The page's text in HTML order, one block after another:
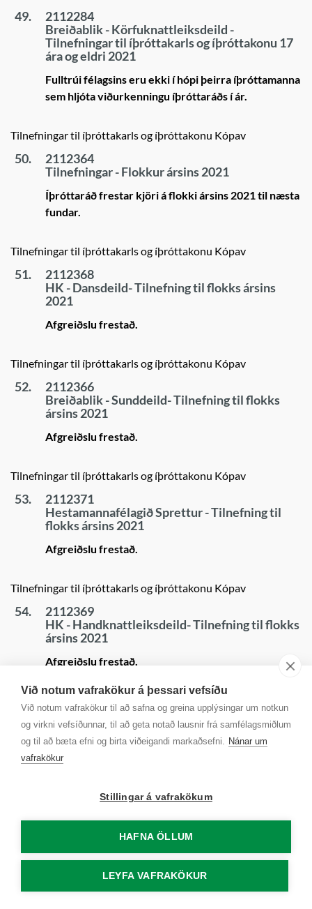
Við notum vafrakökur á þessari vefsíðu
Við notum vafrakökur til að safna og greina upplýsingar um notkun
og virkni vefsíðunnar, til að geta notað lausnir frá samfélagsmiðlum
og til að bæta efni og birta viðeigandi markaðsefni. Nánar um
vafrakökur
Stillingar á vafrakökum
HAFNA ÖLLUM
LEYFA VAFRAKÖKUR
49.
2112284
Breiðablik - Körfuknattleiksdeild -
Tilnefningar til íþróttakarls og íþróttakonu 17
ára og eldri 2021
Fulltrúi félagsins eru ekki í hópi þeirra íþróttamanna
sem hljóta viðurkenningu íþróttaráðs í ár.
Tilnefningar til íþróttakarls og íþróttakonu Kópav
50.
2112364
Tilnefningar - Flokkur ársins 2021
Íþróttaráð frestar kjöri á flokki ársins 2021 til næsta
fundar.
Tilnefningar til íþróttakarls og íþróttakonu Kópav
51.
2112368
HK - Dansdeild- Tilnefning til flokks ársins
2021
Afgreiðslu frestað.
Tilnefningar til íþróttakarls og íþróttakonu Kópav
52.
2112366
Breiðablik - Sunddeild- Tilnefning til flokks
ársins 2021
Afgreiðslu frestað.
Tilnefningar til íþróttakarls og íþróttakonu Kópav
53.
2112371
Hestamannafélagið Sprettur - Tilnefning til
flokks ársins 2021
Afgreiðslu frestað.
Tilnefningar til íþróttakarls og íþróttakonu Kópav
54.
2112369
HK - Handknattleiksdeild- Tilnefning til flokks
ársins 2021
Afgreiðslu frestað.
Tilnefningar til íþróttakarls og íþróttakonu Kópav
55.
2112365
Breiðablik - Knattspyrnudeild- Tilnefning til
flokks ársins 2021
ársins 2021